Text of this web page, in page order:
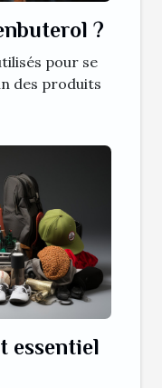
?
pour se
des produits
essentiel